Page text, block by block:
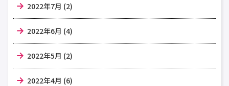
2022年7月 (2)
2022年6月 (4)
2022年5月 (2)
2022年4月 (6)